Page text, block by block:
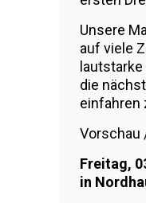
Unsere
auf viele
die
einfahren
Vorschau
Freitag,
in